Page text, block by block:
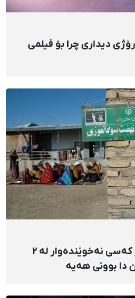
راپۆرتی دووەمین رۆژی دیداری چرا بۆ فیلمی
نزیک بە ٤٠٠ هەزار کەسی نەخوێندەوار لە ٢
دا بوونی هەیە